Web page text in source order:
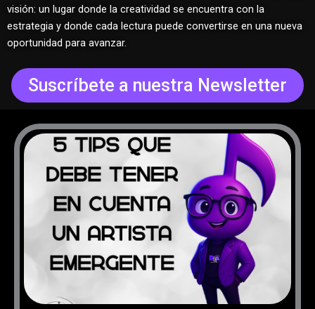
visión: un lugar donde la creatividad se encuentra con la
estrategia y donde cada lectura puede convertirse en una nueva
oportunidad para avanzar.
Suscríbete a nuestra Newsletter